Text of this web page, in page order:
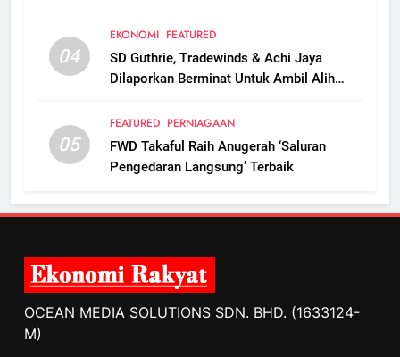
04
EKONOMI FEATURED
SD Guthrie, Tradewinds & Achi Jaya
Dilaporkan Berminat Untuk Ambil Alih
05
FEATURED PERNIAGAAN
FWD Takaful Raih Anugerah ‘Saluran
Pengedaran Langsung’ Terbaik
OCEAN MEDIA SOLUTIONS SDN. BHD. (1633124-
M)